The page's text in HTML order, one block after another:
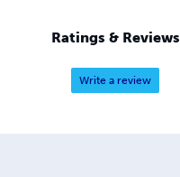
Ratings & Reviews
Write a review